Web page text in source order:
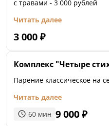
с травами - 3 000 рублей
Читать далее
3 000₽
Комплекс "Четыре
Парение классическое на
Читать далее
60 мин 9 000₽